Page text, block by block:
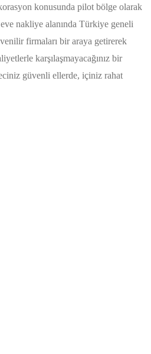
konusunda pilot bölge olarak
nakliye alanında Türkiye geneli
firmaları bir araya getirerek
karşılaşmayacağınız bir
güvenli ellerde, içiniz rahat